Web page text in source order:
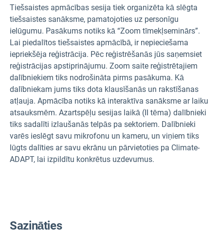
Tiešsaistes apmācības sesija tiek organizēta kā slēgta
tiešsaistes sanāksme, pamatojoties uz personīgu
ielūgumu. Pasākums notiks kā “Zoom tīmekļseminārs”.
Lai piedalītos tiešsaistes apmācībā, ir nepieciešama
iepriekšēja reģistrācija. Pēc reģistrēšanās jūs saņemsiet
reģistrācijas apstiprinājumu. Zoom saite reģistrētajiem
dalībniekiem tiks nodrošināta pirms pasākuma. Kā
dalībniekam jums tiks dota klausīšanās un rakstīšanas
atļauja. Apmācība notiks kā interaktīva sanāksme ar laiku
atsauksmēm. Azartspēļu sesijas laikā (II tēma) dalībnieki
tiks sadalīti izlaušanās telpās pa sektoriem. Dalībnieki
varēs ieslēgt savu mikrofonu un kameru, un viņiem tiks
lūgts dalīties ar savu ekrānu un pārvietoties pa Climate-
ADAPT, lai izpildītu konkrētus uzdevumus.
Sazināties